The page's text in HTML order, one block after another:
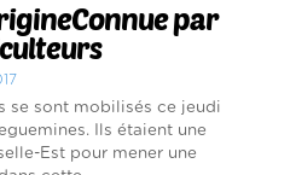
par
se sont mobilisés ce jeudi
Ils étaient une
Est pour mener une